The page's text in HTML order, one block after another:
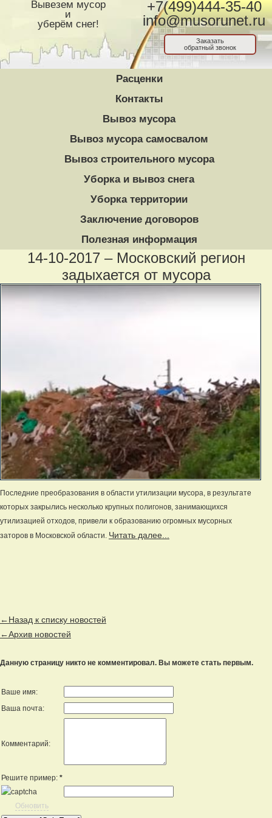
Вывезем мусор
и
уберём снег!
+7(499)444-35-40
info@musorunet.ru
Заказать
обратный звонок
Расценки
Контакты
Вывоз мусора
Вывоз мусора самосвалом
Вывоз строительного мусора
Уборка и вывоз снега
Уборка территории
Заключение договоров
Полезная информация
14-10-2017 – Московский регион
задыхается от мусора
Последние преобразования в области утилизации мусора, в результате
которых закрылись несколько крупных полигонов, занимающихся
утилизацией отходов, привели к образованию огромных мусорных
заторов в Московской области. Читать далее...
←Назад к списку новостей
←Архив новостей
Данную страницу никто не комментировал. Вы можете стать первым.
Ваше имя:
Ваша почта:
Комментарий:
Решите пример: *
Обновить